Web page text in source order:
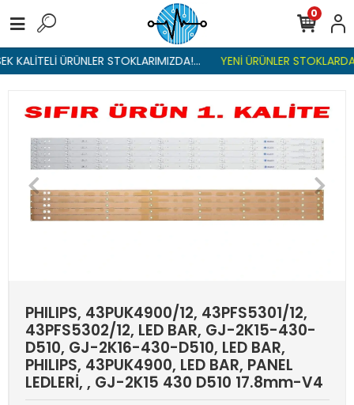
KALİTELİ ÜRÜNLER STOKLARIMIZDA!... YENİ ÜRÜNLER
0
PHILIPS, 43PUK4900/12, 43PFS5301/12,
43PFS5302/12, LED BAR, GJ-2K15-430-
D510, GJ-2K16-430-D510, LED BAR,
PHILIPS, 43PUK4900, LED BAR, PANEL
LEDLERİ, , GJ-2K15 430 D510 17.8mm-V4